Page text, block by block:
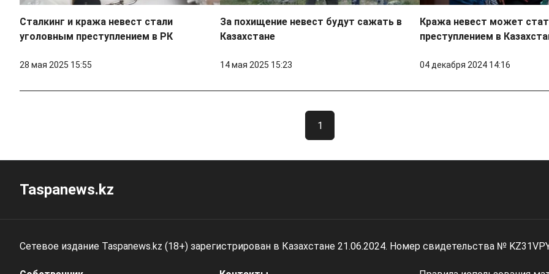
Сталкинг и кража невест стали
уголовным преступлением в РК
28 мая 2025 15:55
За похищение невест будут сажать в
Казахстане
14 мая 2025 15:23
Кража невест может
преступлением в
04 декабря 2024 14:16
1
Taspanews.kz
Сетевое издание Taspanews.kz (18+) зарегистрирован в Казахстане 21.06.2024. Номер свидетельства №